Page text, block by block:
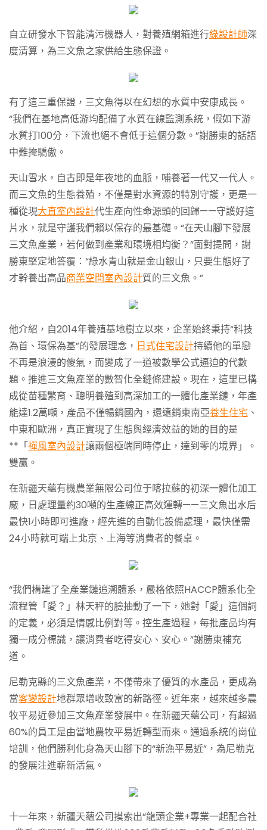
自立研發水下智能清污機器人，對養殖網箱進行綠設計師深
度清算，為三文魚之家供給生態保證。
有了這三重保證，三文魚得以在幻想的水質中安康成長。
“我們在基地高低游均配備了水質在線監測系統，假如下游
水質打100分，下流也絕不會低于這個分數。”謝勝東的話語
中難掩驕傲。
天山雪水，自古即是年夜地的血脈，哺養著一代又一代人。
而三文魚的生態養殖，不僅是對水資源的特別守護，更是一
種從現大直室內設計代生產向性命源頭的回歸——守護好這
片水，就是守護我們賴以保存的最基礎。“在天山腳下發展
三文魚產業，若何做到產業和環境相均衡？”面對提問，謝
勝東堅定地答覆：“綠水青山就是金山銀山，只要生態好了
才幹養出高品商業空間室內設計質的三文魚。”
他介紹，自2014年養殖基地樹立以來，企業始終秉持“科技
為首、環保為基”的發展理念， 日式住宅設計持續他的單戀
不再是浪漫的傻氣，而變成了一道被數學公式逼迫的代數
題。推進三文魚產業的數智化全鏈條建設。現在，這里已構
成從苗種繁育、聰明養殖到高深加工的一體化產業鏈，年產
能達1.2萬噸，產品不僅暢銷國內，還遠銷東南亞養生住宅 、
中東和歐洲，真正實現了生態與經濟效益的她的目的是
**「禪風室內設計讓兩個極端同時停止，達到零的境界」。
雙贏。
在新疆天蘊有機農業無限公司位于喀拉蘇的初深一體化加工
廠，日處理量約30噸的生產線正高效運轉——三文魚出水后
最快1小時即可進廠，經先進的自動化設備處理，最快僅需
24小時就可端上北京、上海等消費者的餐桌。
“我們構建了全產業鏈追溯體系，嚴格依照HACCP體系化全
流程管「愛？」林天秤的臉抽動了一下，她對「愛」這個詞
的定義，必須是情感比例對等。控生產過程，每批產品均有
獨一成分標識，讓消費者吃得安心、安心。”謝勝東補充
道。
尼勒克縣的三文魚產業，不僅帶來了優質的水產品，更成為
當客變設計地群眾增收致富的新路徑。近年來，越來越多農
牧平易近參加三文魚產業發展中。在新疆天蘊公司，有超過
60%的員工是由當地農牧平易近轉型而來。通過系統的崗位
培訓，他們勝利化身為天山腳下的“新漁平易近”，為尼勒克
的發展注進嶄新活氣。
十一年來，新疆天蘊公司摸索出“龍頭企業+專業一起配合社